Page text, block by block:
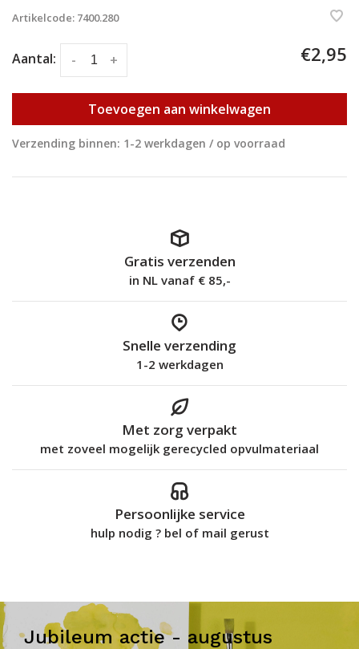
Artikelcode: 7400.280
Aantal: +
- €2,95
Toevoegen aan winkelwagen
Verzending binnen: 1-2 werkdagen / op voorraad
Gratis verzenden
in NL vanaf € 85,-
Snelle verzending
1-2 werkdagen
Met zorg verpakt
met zoveel mogelijk gerecycled opvulmateriaal
Persoonlijke service
hulp nodig ? bel of mail gerust
Jubileum actie - augustus